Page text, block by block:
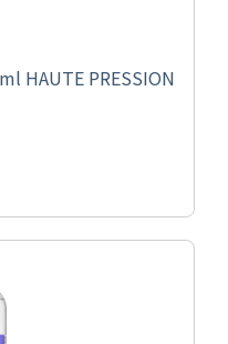
HAUTE PRESSION